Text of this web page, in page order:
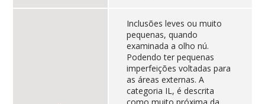
Inclusões leves ou muito
pequenas, quando
examinada a olho nú.
Podendo ter pequenas
imperfeições voltadas para
as áreas externas. A
categoria IL, é descrita